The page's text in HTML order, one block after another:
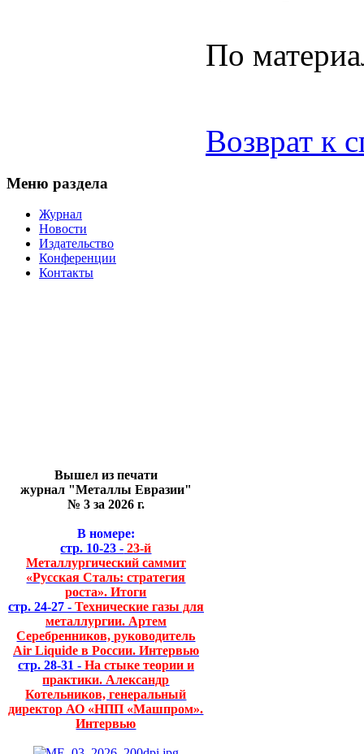
По
Возврат к
Меню раздела
Журнал
Новости
Издательство
Конференции
Контакты
Вышел из печати
журнал "Металлы Евразии"
№ 3 за 2026 г.
В номере:
стр. 10-23 - 23-й
Металлургический саммит
«Русская Сталь: стратегия
роста». Итоги
стр. 24-27 - Технические газы для
металлургии. Артем
Серебренников, руководитель
Air Liquide в России. Интервью
стр. 28-31 - На стыке теории и
практики. Александр
Котельников, генеральный
директор АО «НПП «Машпром».
Интервью